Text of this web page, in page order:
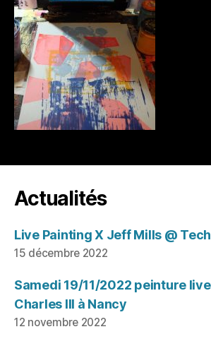
Actualités
Live Painting X Jeff Mills @
15 décembre 2022
Samedi 19/11/2022 peinture
Charles III à Nancy
12 novembre 2022